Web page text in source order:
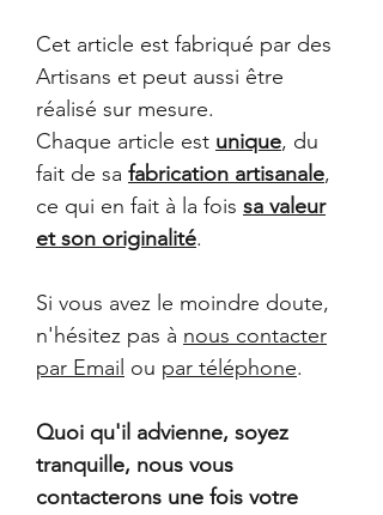
Cet article est fabriqué par des
Artisans et peut aussi être
réalisé sur mesure.
Chaque article est unique, du
fait de sa fabrication artisanale,
ce qui en fait à la fois sa valeur
et son originalité.
Si vous avez le moindre doute,
n'hésitez pas à nous contacter
par Email ou par téléphone.
Quoi qu'il advienne, soyez
tranquille, nous vous
contacterons une fois votre